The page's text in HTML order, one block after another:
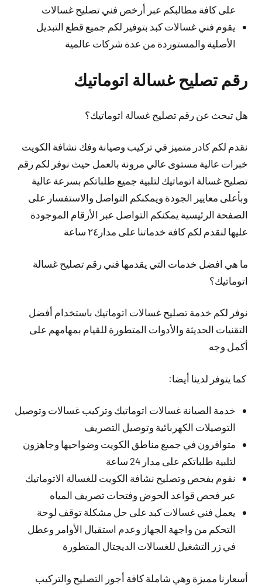
على كافة مطالبكم عبر أرخص فني تصليح غسالات
يقوم فني غسالات كبد بتوفير لكم جميع قطع التبديل
الأصلية والمستوردة من عدة شركات عالمية
رقم تصليح غسالة اتوماتيك
هل تبحث عن رقم تصليح غسالة اتوماتيك؟
نقدم لكم كادر متميز في تركيب وصيانة وفك نشافة الكويت
خبرات عالية مستوى عالي مرونة بالعمل حيث نوفر لكم رقم
تصليح غسالة اتوماتيك لتلبية جميع طلباتكم بسرعة عالية
وبأعلى معايير الجودة ويمكنكم التواصل والاستفسار على
الصفحة الرئيسية يمكنكم التواصل عبر الأرقام الموجودة
عليها لنقدم لكم كافة خدماتنا على مدار٢٤ ساعة
ما هي افضل خدمات التي يقدمها فني رقم تصليح غسالة
اتوماتيك؟
نوفر لكم خدمة تصليح غسالات اتوماتيك باستخدام أفضل
التقنيات الحديثة والأدوات المتطورة للقيام بمهامهم على
أكمل وجه
كما يتوفر لدينا أيضا:
خدمة الصيانة غسالات اتوماتيك وتركيب غسالات وتوصيل
التوصيلات الكهربائية وتوصيل التصريف
متوافرون في جميع مناطق الكويت وضواحيها وجاهزون
لتلبية طلباتكم على مدار 24 ساعة
نقوم بفحص وتصليح نشافة الكويت للغسالة الاتوماتيك
عبر فحص قواعد الحوض وفتحات تصريف المياه
يعمل فني غسالات كبد على حل مشكلة توقف لوحة
التحكم من واجهة الجهاز وعدم استقبال الأوامر وعطل
في زر التشغيل للغسالات الديجتال المتطورة
أسعارنا مميزة وهي شاملة كافة أجور التصليح والتركيب